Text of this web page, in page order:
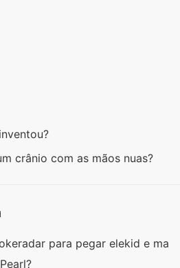
crânio com as mãos nuas?
para pegar elekid e ma